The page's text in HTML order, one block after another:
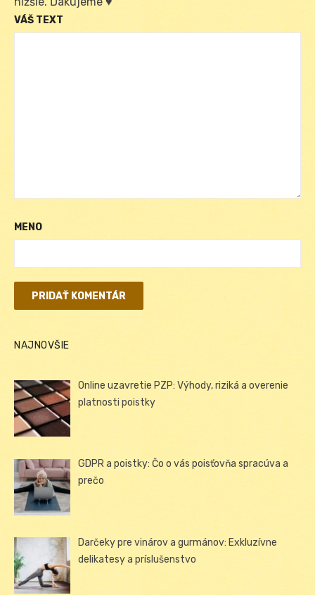
VÁŠ TEXT
MENO
NAJNOVŠIE
Online uzavretie PZP: Výhody, riziká a overenie
platnosti poistky
GDPR a poistky: Čo o vás poisťovňa spracúva a
prečo
Darčeky pre vinárov a gurmánov: Exkluzívne
delikatesy a príslušenstvo